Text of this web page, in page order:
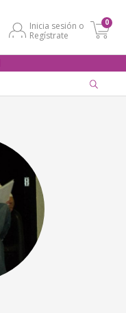
Inicia sesión o
Regístrate
0